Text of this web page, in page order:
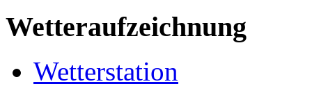
Wetteraufzeichnung
Wetterstation